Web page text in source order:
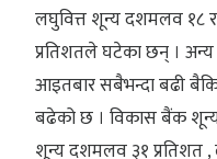
लघुवित्त शून्य दशमलव
प्रतिशतले घटेका छन् ।
आइतबार सबैभन्दा बढी
बढेको छ । विकास बैंक
शून्य दशमलव ३१ प्रतिशत